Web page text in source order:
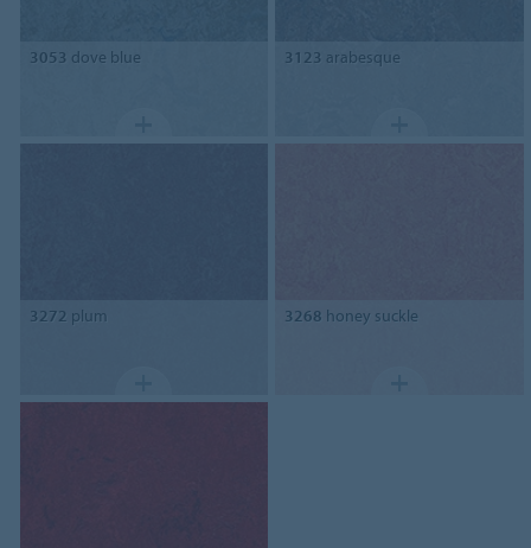
3053 dove blue 3123 arabesque
3272 plum 3268 honey suckle